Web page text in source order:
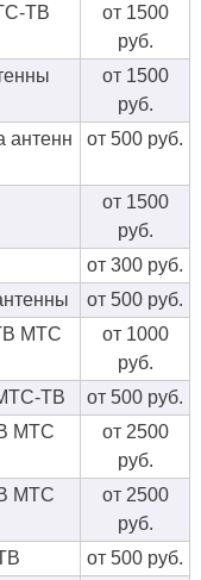
ТВ
от 1500
руб.
от 1500
руб.
антенн
от 500 руб.
от 1500
руб.
от 300 руб.
от 500 руб.
МТС
от 1000
руб.
МТС-ТВ
от 500 руб.
МТС
от 2500
руб.
МТС
от 2500
руб.
от 500 руб.